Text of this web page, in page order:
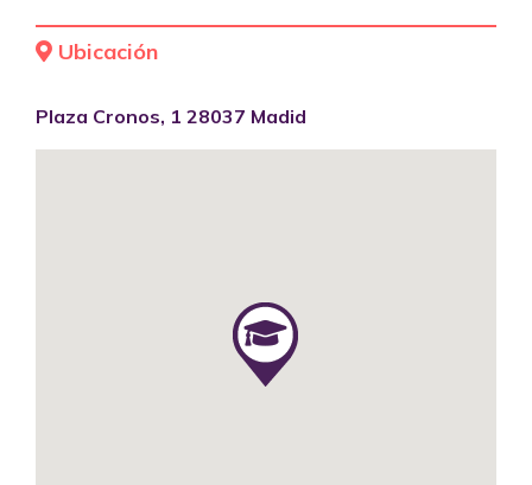
Ubicación
Plaza Cronos, 1 28037 Madid